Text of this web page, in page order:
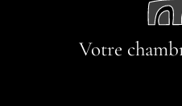
Votre